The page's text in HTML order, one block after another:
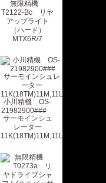
無限精機
T2122-Bc リヤ
アップライト
（ハード）
MTX6R/7
小川精機 OS-
21982900###
サーモインシュ
レーター
11K(18TM)11M,11L